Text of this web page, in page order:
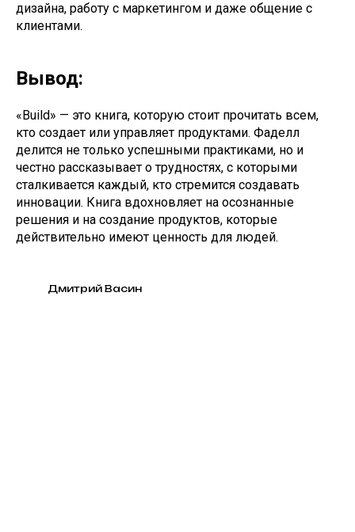
дизайна, работу с маркетингом и даже общение с
клиентами.
Вывод:
«Build» — это книга, которую стоит прочитать всем,
кто создает или управляет продуктами. Фаделл
делится не только успешными практиками, но и
честно рассказывает о трудностях, с которыми
сталкивается каждый, кто стремится создавать
инновации. Книга вдохновляет на осознанные
решения и на создание продуктов, которые
действительно имеют ценность для людей.
Дмитрий Васин